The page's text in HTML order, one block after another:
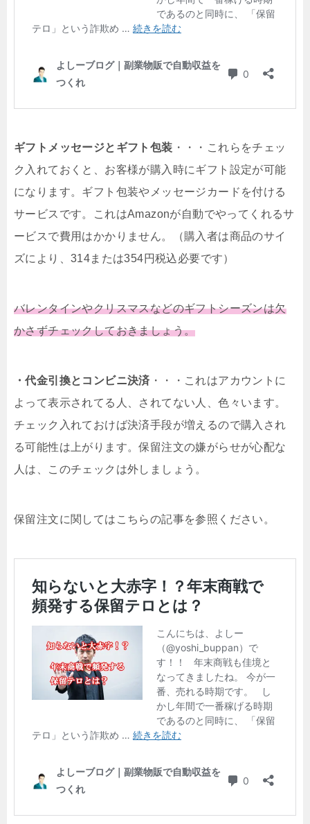
ギフトメッセージとギフト包装 ・・・これらをチェッ
ク入れておくと、お客様が購入時にギフト設定が可能
になります。ギフト包装やメッセージカードを付ける
サービスです。これはAmazonが自動でやってくれるサ
ービスで費用はかかりません。（購入者は商品のサイ
ズにより、314または354円税込必要です）
バレンタインやクリスマスなどのギフトシーズンは欠
かさずチェックしておきましょう。
・代金引換とコンビニ決済 ・・・これはアカウントに
よって表示されてる人、されてない人、色々います。
チェック入れておけば決済手段が増えるので購入され
る可能性は上がります。保留注文の嫌がらせが心配な
人は、このチェックは外しましょう。
保留注文に関してはこちらの記事を参照ください。